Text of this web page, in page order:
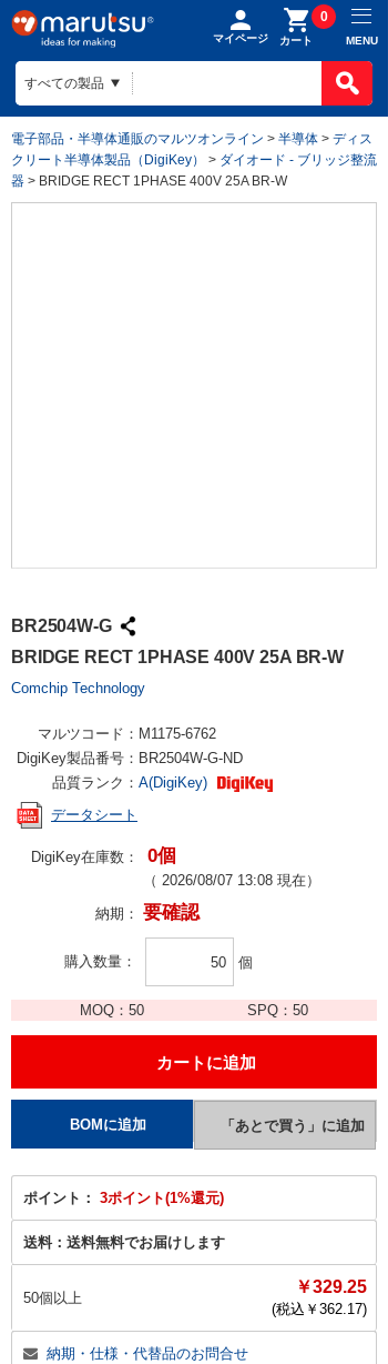
マイページ カート
0
MENU
電子部品・半導体通販のマルツオンライン > 半導体 > ディス
クリート半導体製品（DigiKey）
> ダイオード - ブリッジ整流
器 > BRIDGE RECT 1PHASE 400V 25A BR-W
BR2504W-G
BRIDGE RECT 1PHASE 400V 25A BR-W
Comchip Technology
マルツコード： M1175-6762
DigiKey製品番号： BR2504W-G-ND
品質ランク： A(DigiKey)
データシート
DigiKey在庫数： 0個
（ 2026/08/07 13:08 現在）
納期： 要確認
購入数量 個
MOQ： 50 SPQ：50
ポイント： 3ポイント(1%還元)
送料： 送料無料でお届けします
50個以上
￥329.25
(税込￥ 362.17)
納期・仕様・代替品のお問合せ